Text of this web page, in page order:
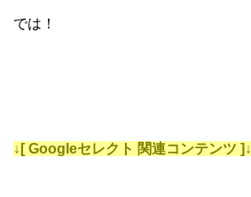
では！
↓[ Googleセレクト 関連コンテンツ ]↓